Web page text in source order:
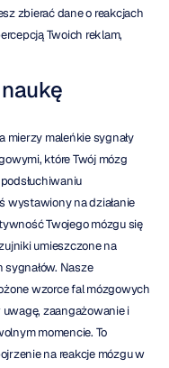
zbierać dane o reakcjach
Twoich reklam,
mierzy maleńkie sygnały
które Twój mózg
wystawiony na działanie
Twojego mózgu się
umieszczone na
Nasze
wzorce fal mózgowych
uwagę, zaangażowanie i
momencie. To
na reakcje mózgu w